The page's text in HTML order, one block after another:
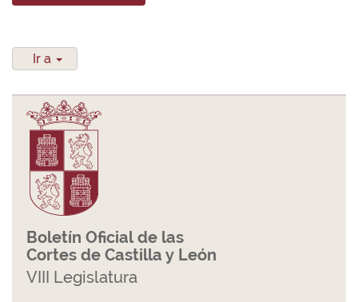
Ir a
Boletín Oficial de las
Cortes de Castilla y León
VIII Legislatura